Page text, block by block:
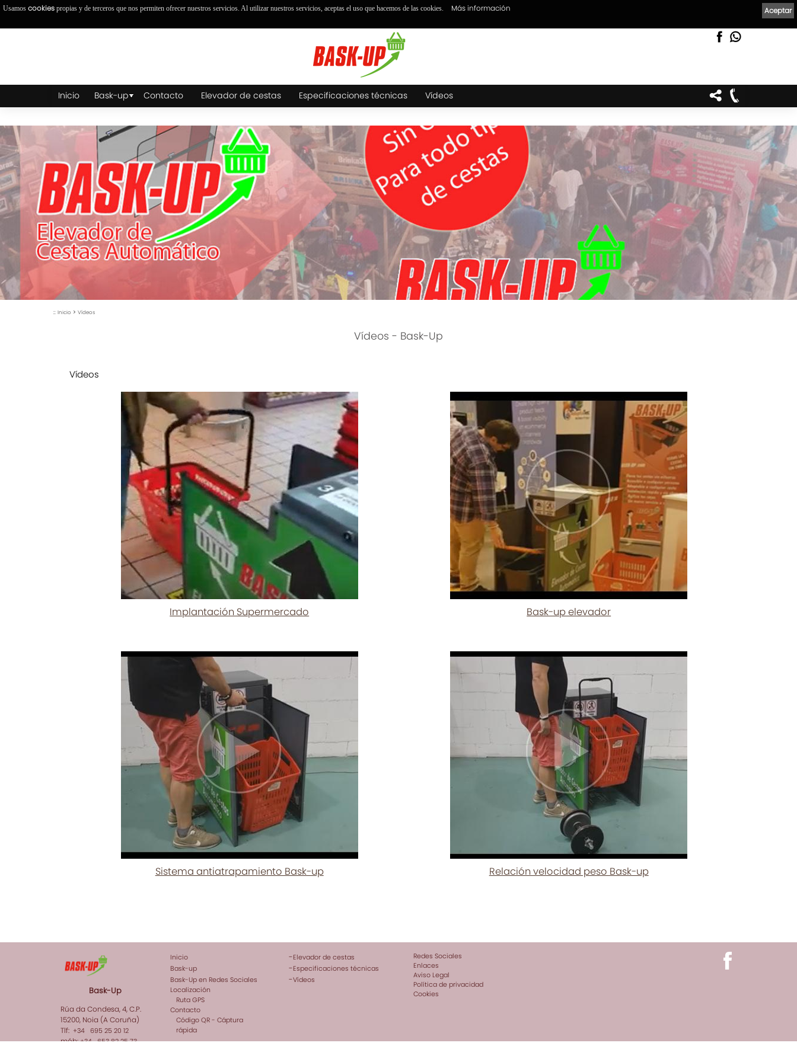
Inicio Bask-up Contacto Elevador de cestas Especificaciones técnicas Vídeos
:: Inicio > Vídeos
Vídeos - Bask-Up
Vídeos
Implantación Supermercado Bask-up elevador
Sistema antiatrapamiento Bask-up Relación velocidad peso Bask-up
Bask-Up
Rúa da Condesa, 4, C.P.
15200, Noia (A Coruña)
Tlf: +34 695 25 20 12
mób:+34 653 82 25 73
Inicio
Bask-up
Bask-Up en Redes Sociales
Localización
Ruta GPS
Contacto
Código QR - Cáptura
rápida
-Elevador de cestas
-Especificaciones técnicas
-Vídeos
Redes Sociales
Enlaces
Aviso Legal
Política de privacidad
Cookies
Aceptar
Usamos cookies propias y de terceros que nos permiten ofrecer nuestros servicios. Al utilizar nuestros servicios, aceptas el uso que hacemos de las cookies. Más información